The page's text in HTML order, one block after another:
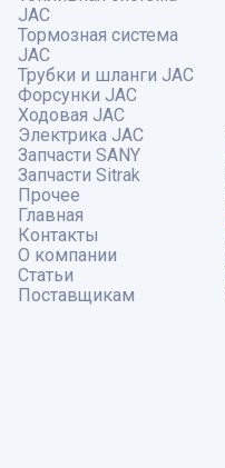
JAC
Тормозная система
JAC
Трубки и шланги JAC
Форсунки JAC
Ходовая JAC
Электрика JAC
Запчасти SANY
Запчасти Sitrak
Прочее
Главная
Контакты
О компании
Статьи
Поставщикам